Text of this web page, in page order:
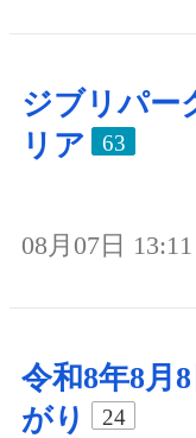
ジブリパー
リア
63
08月07日 13:11
令和8年8月
がり
24